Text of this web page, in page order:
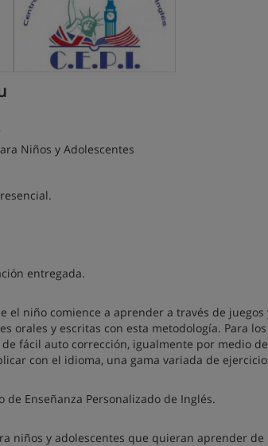
Niños y Adolescentes
entregada.
el niño comience a aprender a través de
orales y escritas con esta metodología. Para
fácil auto corrección, igualmente por medio
con el idioma, una gama variada de
de Enseñanza Personalizado de Inglés.
niños y adolescentes que quieran aprender